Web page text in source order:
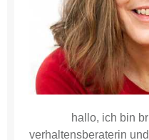
hallo, ich bin
verhaltensberaterin